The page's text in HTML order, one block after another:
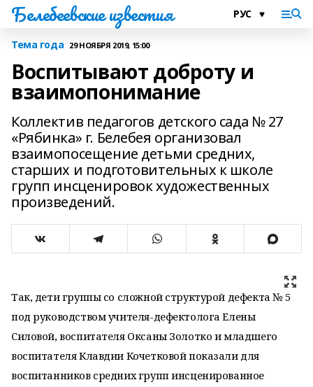
Белебеевские известия
Тема года 29 НОЯБРЯ 2019, 15:00
Воспитывают доброту и
взаимопонимание
Коллектив педагогов детского сада № 27
«Рябинка» г. Белебея организовал
взаимопосещение детьми средних,
старших и подготовительных к школе
групп инсценировок художественных
произведений.
Так, дети группы со сложной структурой дефекта № 5
под руководством учителя-дефектолога Елены
Силовой, воспитателя Оксаны Золотко и младшего
воспитателя Клавдии Кочетковой показали для
воспитанников средних групп инсценированное